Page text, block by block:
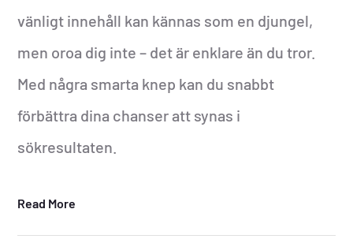
vänligt innehåll kan kännas som en djungel,
men oroa dig inte – det är enklare än du tror.
Med några smarta knep kan du snabbt
förbättra dina chanser att synas i
sökresultaten.
Read More